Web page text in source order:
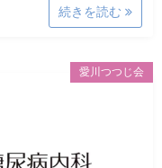
続きを読む
愛川つつじ会